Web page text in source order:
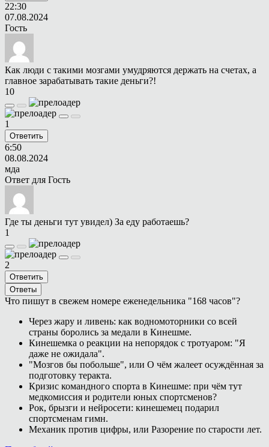
22:30
07.08.2024
Гость
Как люди с такими мозгами умудряются держать на счетах, а
главное зарабатывать такие деньги?!
10
1
Ответить
6:50
08.08.2024
мда
Ответ для Гость
Где ты деньги тут увидел) За еду работаешь?
1
2
Ответить
Ответы
Что пишут в свежем номере еженедельника "168 часов"?
Через жару и ливень: как водномоторники со всей
страны боролись за медали в Кинешме.
Кинешемка о реакции на непорядок с тротуаром: "Я
даже не ожидала".
"Мозгов бы побольше", или О чём жалеет осуждённая за
подготовку теракта.
Кризис командного спорта в Кинешме: при чём тут
медкомиссия и родители юных спортсменов?
Рок, брызги и нейросети: кинешемец подарил
спортсменам гимн.
Механик против цифры, или Разорение по старости лет.